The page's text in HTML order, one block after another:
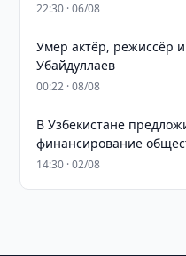
22:30 · 06/08
Умер актёр, режиссёр
Убайдуллаев
00:22 · 08/08
В Узбекистане
финансирование
14:30 · 02/08